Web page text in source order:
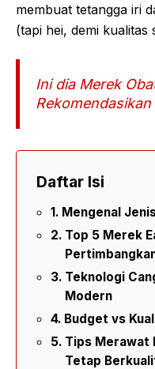
membuat tetangga iri
(tapi hei, demi kualitas
Ini dia Merek
Rekomendasikan
Daftar Isi
Mengenal
Top 5 Merek
Teknologi
Modern
Budget vs
Tips Merawat
Tetap